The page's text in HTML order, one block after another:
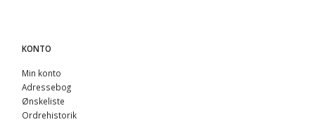
KONTO
Min konto
Adressebog
Ønskeliste
Ordrehistorik